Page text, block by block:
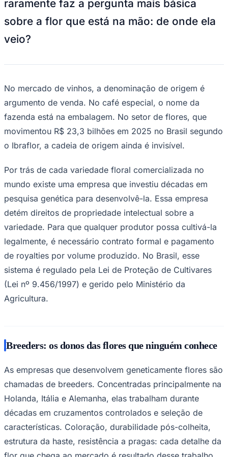
NBA
Fórmula 1
Tênis (ATP)
NBB
Competições de Futebol
Brasileirão Série A
Brasileirão Série B
Copa do Brasil
Sul-Americana
Copa América
Champions League
Premier League
La Liga
Bundesliga
Mundial 2026
Times - Ir direto
raramente faz a pergunta mais básica
sobre a flor que está na mão: de onde ela
veio?
No mercado de vinhos, a denominação de origem é
argumento de venda. No café especial, o nome da
fazenda está na embalagem. No setor de flores, que
movimentou R$ 23,3 bilhões em 2025 no Brasil segundo
o Ibraflor, a cadeia de origem ainda é invisível.
Por trás de cada variedade floral comercializada no
mundo existe uma empresa que investiu décadas em
pesquisa genética para desenvolvê-la. Essa empresa
detém direitos de propriedade intelectual sobre a
variedade. Para que qualquer produtor possa cultivá-la
legalmente, é necessário contrato formal e pagamento
de royalties por volume produzido. No Brasil, esse
sistema é regulado pela Lei de Proteção de Cultivares
(Lei nº 9.456/1997) e gerido pelo Ministério da
Agricultura.
Breeders: os donos das flores que ninguém conhece
As empresas que desenvolvem geneticamente flores são
chamadas de breeders. Concentradas principalmente na
Holanda, Itália e Alemanha, elas trabalham durante
décadas em cruzamentos controlados e seleção de
características. Coloração, durabilidade pós-colheita,
estrutura da haste, resistência a pragas: cada detalhe da